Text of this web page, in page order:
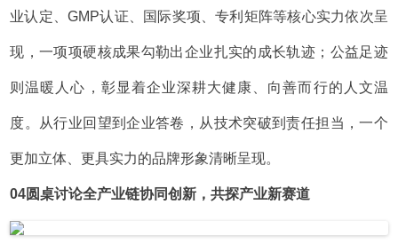
业认定、GMP认证、国际奖项、专利矩阵等核心实力依次呈
现，一项项硬核成果勾勒出企业扎实的成长轨迹；公益足迹
则温暖人心，彰显着企业深耕大健康、向善而行的人文温
度。从行业回望到企业答卷，从技术突破到责任担当，一个
更加立体、更具实力的品牌形象清晰呈现。
04圆桌讨论全产业链协同创新，共探产业新赛道